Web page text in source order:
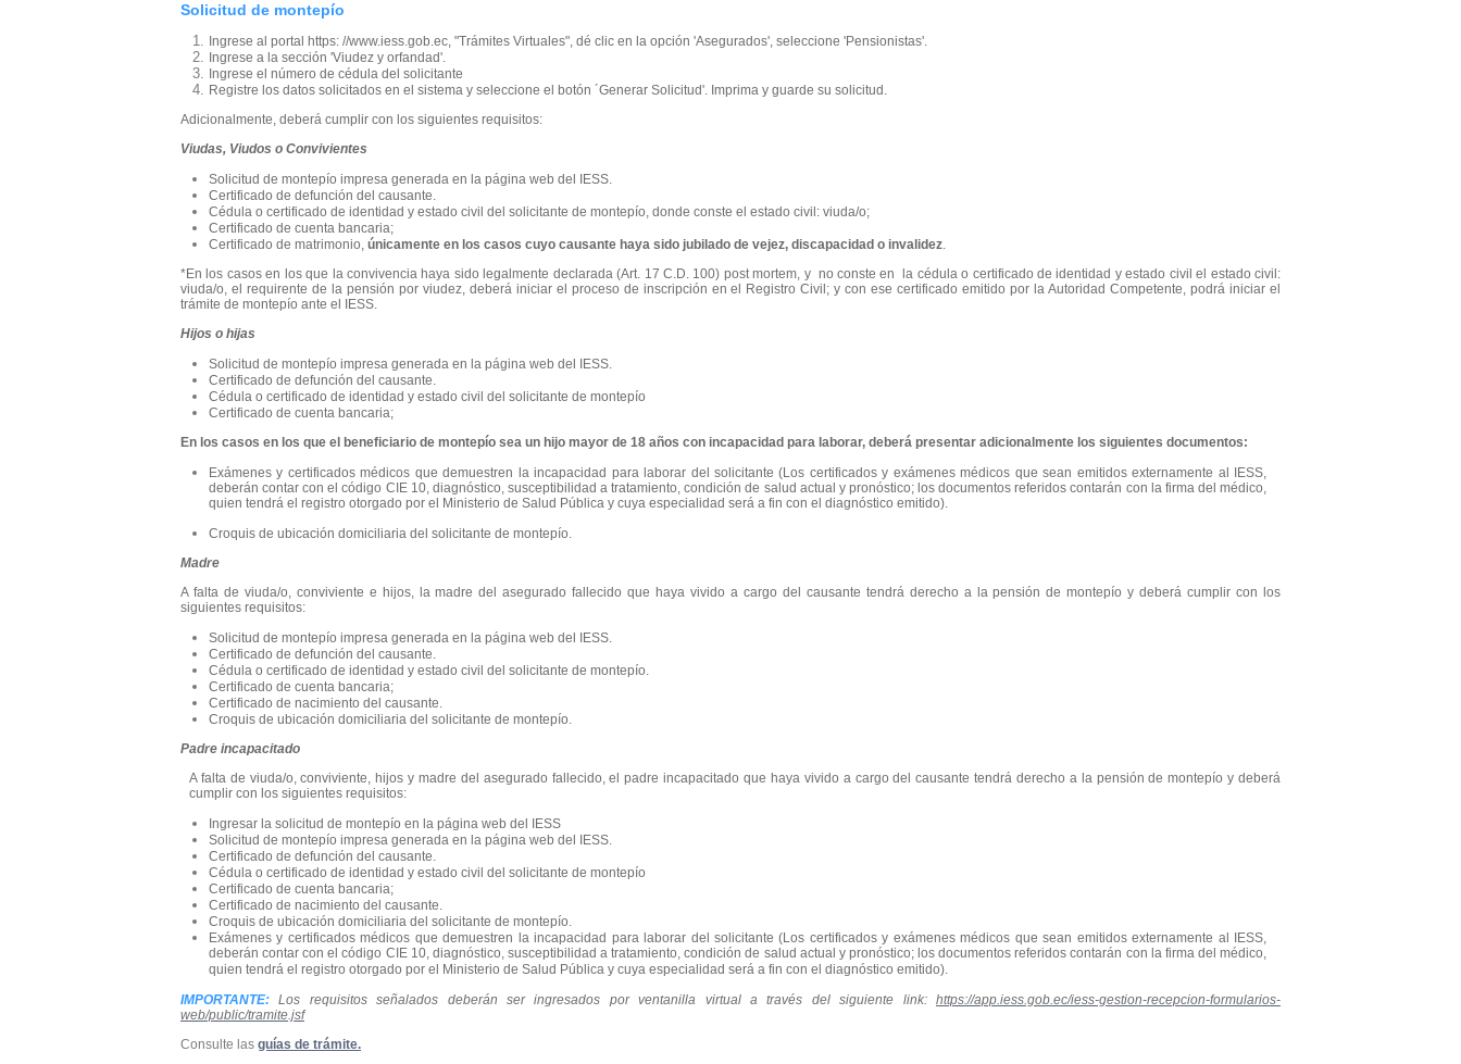
Solicitud de montepío
Ingrese al portal https: //www.iess.gob.ec, "Trámites Virtuales", dé clic en la opción 'Asegurados', seleccione 'Pensionistas'.
Ingrese a la sección 'Viudez y orfandad'.
Ingrese el número de cédula del solicitante
Registre los datos solicitados en el sistema y seleccione el botón ´Generar Solicitud'. Imprima y guarde su solicitud.
Adicionalmente, deberá cumplir con los siguientes requisitos:
Viudas, Viudos o Convivientes
Solicitud de montepío impresa generada en la página web del IESS.
Certificado de defunción del causante.
Cédula o certificado de identidad y estado civil del solicitante de montepío, donde conste el estado civil: viuda/o;
Certificado de cuenta bancaria;
Certificado de matrimonio, únicamente en los casos cuyo causante haya sido jubilado de vejez, discapacidad o invalidez.
*En los casos en los que la convivencia haya sido legalmente declarada (Art. 17 C.D. 100) post mortem, y no conste en la cédula o certificado de identidad y estado civil el estado civil:
viuda/o, el requirente de la pensión por viudez, deberá iniciar el proceso de inscripción en el Registro Civil; y con ese certificado emitido por la Autoridad Competente, podrá iniciar el
trámite de montepío ante el IESS.
Hijos o hijas
Solicitud de montepío impresa generada en la página web del IESS.
Certificado de defunción del causante.
Cédula o certificado de identidad y estado civil del solicitante de montepío
Certificado de cuenta bancaria;
En los casos en los que el beneficiario de montepío sea un hijo mayor de 18 años con incapacidad para laborar, deberá presentar adicionalmente los siguientes documentos:
Exámenes y certificados médicos que demuestren la incapacidad para laborar del solicitante (Los certificados y exámenes médicos que sean emitidos externamente al IESS,
deberán contar con el código CIE 10, diagnóstico, susceptibilidad a tratamiento, condición de salud actual y pronóstico; los documentos referidos contarán con la firma del médico,
quien tendrá el registro otorgado por el Ministerio de Salud Pública y cuya especialidad será a fin con el diagnóstico emitido).
Croquis de ubicación domiciliaria del solicitante de montepío.
Madre
A falta de viuda/o, conviviente e hijos, la madre del asegurado fallecido que haya vivido a cargo del causante tendrá derecho a la pensión de montepío y deberá cumplir con los
siguientes requisitos:
Solicitud de montepío impresa generada en la página web del IESS.
Certificado de defunción del causante.
Cédula o certificado de identidad y estado civil del solicitante de montepío.
Certificado de cuenta bancaria;
Certificado de nacimiento del causante.
Croquis de ubicación domiciliaria del solicitante de montepío.
Padre incapacitado
A falta de viuda/o, conviviente, hijos y madre del asegurado fallecido, el padre incapacitado que haya vivido a cargo del causante tendrá derecho a la pensión de montepío y deberá
cumplir con los siguientes requisitos:
Ingresar la solicitud de montepío en la página web del IESS
Solicitud de montepío impresa generada en la página web del IESS.
Certificado de defunción del causante.
Cédula o certificado de identidad y estado civil del solicitante de montepío
Certificado de cuenta bancaria;
Certificado de nacimiento del causante.
Croquis de ubicación domiciliaria del solicitante de montepío.
Exámenes y certificados médicos que demuestren la incapacidad para laborar del solicitante (Los certificados y exámenes médicos que sean emitidos externamente al IESS,
deberán contar con el código CIE 10, diagnóstico, susceptibilidad a tratamiento, condición de salud actual y pronóstico; los documentos referidos contarán con la firma del médico,
quien tendrá el registro otorgado por el Ministerio de Salud Pública y cuya especialidad será a fin con el diagnóstico emitido).
IMPORTANTE: Los requisitos señalados deberán ser ingresados por ventanilla virtual a través del siguiente link: https://app.iess.gob.ec/iess-gestion-recepcion-formularios-
web/public/tramite.jsf
Consulte las guías de trámite.